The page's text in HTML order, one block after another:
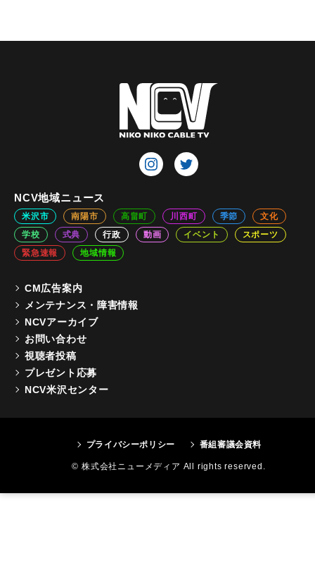
NCV地域ニュース
米沢市 南陽市 高畠町 川西町 季節
文化
学校
式典 行政 動画 イベント
スポーツ
緊急速報
地域情報
CM広告案内
メンテナンス・障害情報
NCVアーカイブ
お問い合わせ
視聴者投稿
プレゼント応募
NCV米沢センター
プライバシーポリシー 番組審議会資料
© 株式会社ニューメディア All rights reserved.